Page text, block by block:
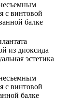
с винтовой
балке
диоксида
эстетика
с винтовой
балке